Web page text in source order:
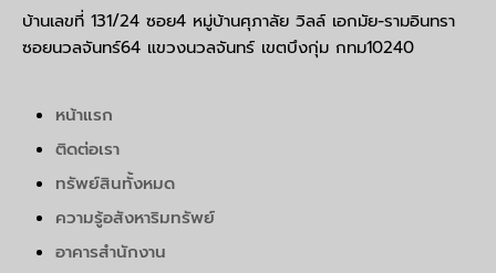
บ้านเลขที่ 131/24 ซอย4 หมู่บ้านศุภาลัย วิลล์ เอกมัย-รามอินทรา
ซอยนวลจันทร์64 แขวงนวลจันทร์ เขตบึงกุ่ม กทม10240
หน้าแรก
ติดต่อเรา
ทรัพย์สินทั้งหมด
ความรู้อสังหาริมทรัพย์
อาคารสำนักงาน